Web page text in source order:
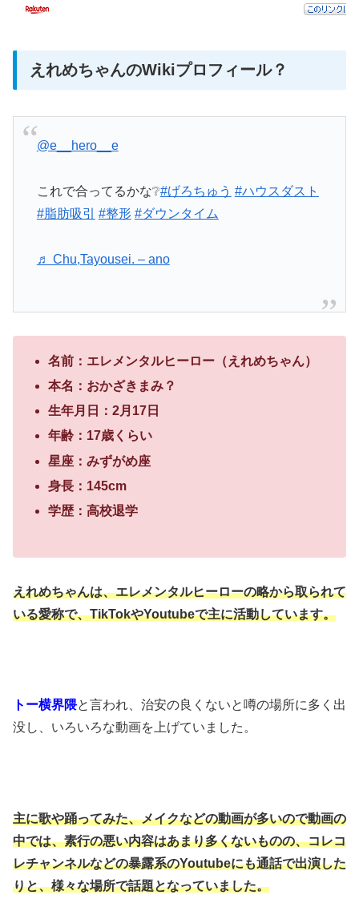
えれめちゃんのWikiプロフィール？
@e__hero__e
これで合ってるかな❔#げろちゅう #ハウスダスト
#脂肪吸引
#整形 #ダウンタイム
♬ Chu,Tayousei. – ano
名前：エレメンタルヒーロー（えれめちゃん）
本名：おかざきまみ？
生年月日：2月17日
年齢：17歳くらい
星座：みずがめ座
身長：145cm
学歴：高校退学
えれめちゃんは、エレメンタルヒーローの略から取られて
いる愛称で、TikTokやYoutubeで主に活動しています。
トー横界隈と言われ、治安の良くないと噂の場所に多く出
没し、 いろいろな動画を上げていました。
主に歌や踊ってみた、メイクなどの動画が多いので動画の
中では、素行の悪い内容はあまり多くないものの、コレコ
レチャンネルなどの暴露系のYoutubeにも通話で出演した
りと、様々な場所で話題となっていました。